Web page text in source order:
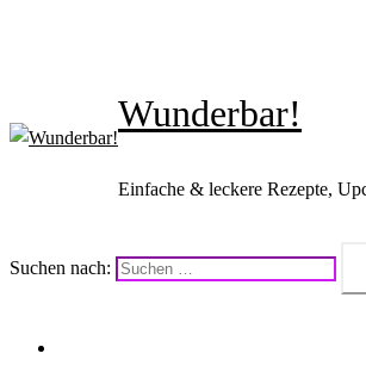
Wunderbar!
Einfache & leckere Rezepte,
Suchen nach: